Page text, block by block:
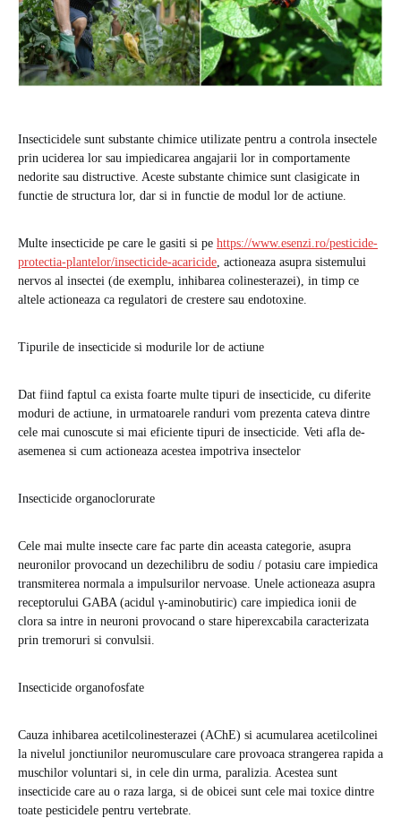
Insecticidele sunt substante chimice utilizate pentru a controla insectele
prin uciderea lor sau impiedicarea angajarii lor in comportamente
nedorite sau distructive. Aceste substante chimice sunt clasigicate in
functie de structura lor, dar si in functie de modul lor de actiune.
Multe insecticide pe care le gasiti si pe https://www.esenzi.ro/pesticide-
protectia-plantelor/insecticide-acaricide , actioneaza asupra sistemului
nervos al insectei (de exemplu, inhibarea colinesterazei), in timp ce
altele actioneaza ca regulatori de crestere sau endotoxine.
Tipurile de insecticide si modurile lor de actiune
Dat fiind faptul ca exista foarte multe tipuri de insecticide, cu diferite
moduri de actiune, in urmatoarele randuri vom prezenta cateva dintre
cele mai cunoscute si mai eficiente tipuri de insecticide. Veti afla de-
asemenea si cum actioneaza acestea impotriva insectelor
Insecticide organoclorurate
Cele mai multe insecte care fac parte din aceasta categorie, asupra
neuronilor provocand un dezechilibru de sodiu / potasiu care impiedica
transmiterea normala a impulsurilor nervoase. Unele actioneaza asupra
receptorului GABA (acidul γ-aminobutiric) care impiedica ionii de
clora sa intre in neuroni provocand o stare hiperexcabila caracterizata
prin tremoruri si convulsii.
Insecticide organofosfate
Cauza inhibarea acetilcolinesterazei (AChE) si acumularea acetilcolinei
la nivelul jonctiunilor neuromusculare care provoaca strangerea rapida a
muschilor voluntari si, in cele din urma, paralizia. Acestea sunt
insecticide care au o raza larga, si de obicei sunt cele mai toxice dintre
toate pesticidele pentru vertebrate.